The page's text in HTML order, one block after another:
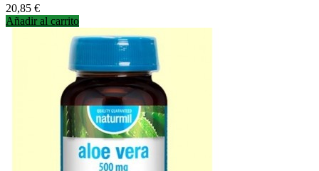
Precio
20,85 €
Añadir al carrito